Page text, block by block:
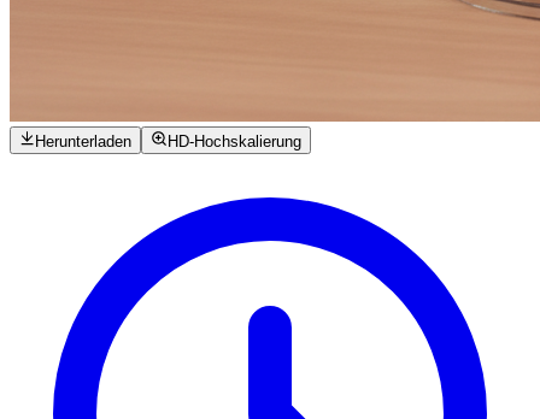
Herunterladen HD-Hochskalierung